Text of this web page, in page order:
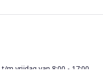
m vrijdag van 8:00 - 17:00